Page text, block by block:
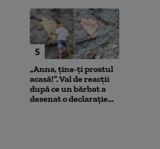
5
„Anna, ţine-ţi prostul
acasă!”. Val de reacții
după ce un bărbat a
desenat o declarație...